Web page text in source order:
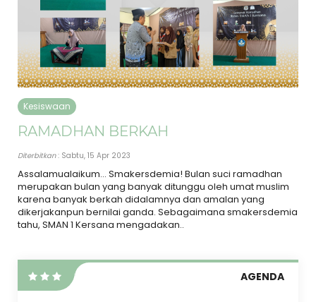
Kesiswaan
RAMADHAN BERKAH
Diterbitkan: Sabtu, 15 Apr 2023
Assalamualaikum… Smakersdemia! Bulan suci ramadhan
merupakan bulan yang banyak ditunggu oleh umat muslim
karena banyak berkah didalamnya dan amalan yang
dikerjakanpun bernilai ganda. Sebagaimana smakersdemia
tahu, SMAN 1 Kersana mengadakan..
AGENDA